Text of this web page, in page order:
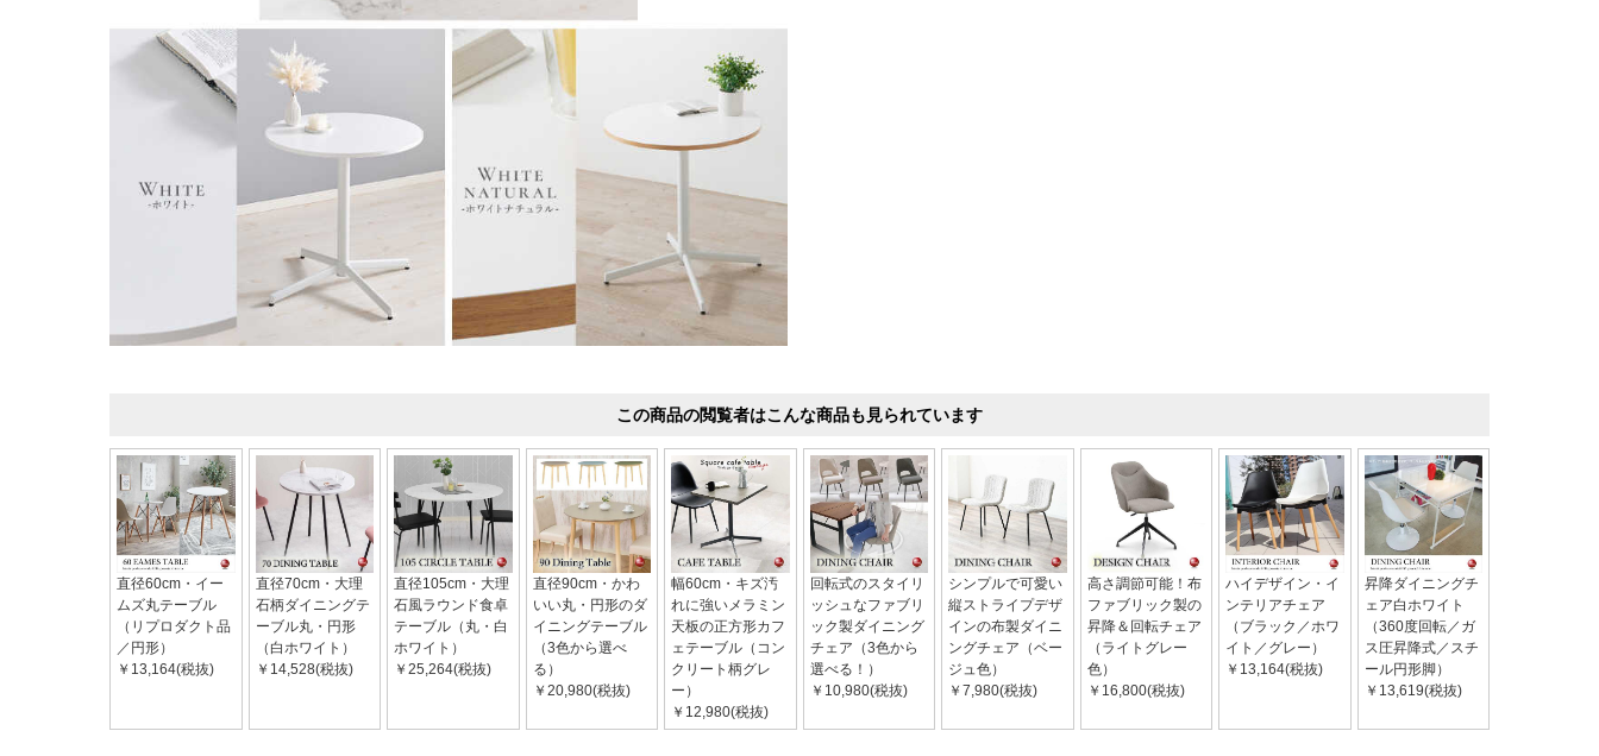
この商品の閲覧者はこんな商品も見られています
直径60cm・イー
ムズ丸テーブル
（リプロダクト品
／円形）
￥13,164(税抜)
直径70cm・大理
石柄ダイニングテ
ーブル丸・円形
（白ホワイト）
￥14,528(税抜)
直径105cm・大理
石風ラウンド食卓
テーブル（丸・白
ホワイト）
￥25,264(税抜)
直径90cm・かわ
いい丸・円形のダ
イニングテーブル
（3色から選べ
る）
￥20,980(税抜)
幅60cm・キズ汚
れに強いメラミン
天板の正方形カフ
ェテーブル（コン
クリート柄グレ
ー）
￥12,980(税抜)
回転式のスタイリ
ッシュなファブリ
ック製ダイニング
チェア（3色から
選べる！）
￥10,980(税抜)
シンプルで可愛い
縦ストライプデザ
インの布製ダイニ
ングチェア（ベー
ジュ色）
￥7,980(税抜)
高さ調節可能！布
ファブリック製の
昇降＆回転チェア
（ライトグレー
色）
￥16,800(税抜)
ハイデザイン・イ
ンテリアチェア
（ブラック／ホワ
イト／グレー）
￥13,164(税抜)
昇降ダイニングチ
ェア白ホワイト
（360度回転／ガ
ス圧昇降式／スチ
ール円形脚）
￥13,619(税抜)